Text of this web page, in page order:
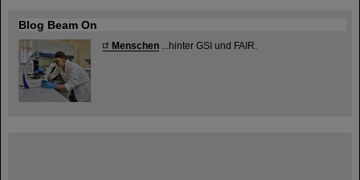
Blog Beam On
Menschen ...hinter GSI und FAIR.